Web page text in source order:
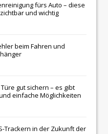
fürs Auto – diese
und wichtig
beim Fahren und
gut sichern – es gibt
einfache Möglichkeiten
Trackern in der Zukunft der